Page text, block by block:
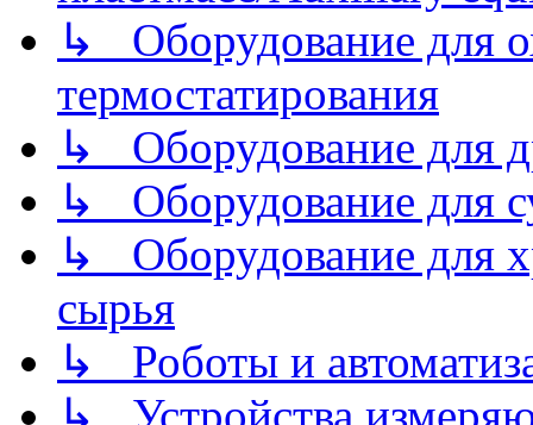
↳ Оборудование для
термостатирования
↳ Оборудование для
↳ Оборудование для
↳ Оборудование для
сырья
↳ Роботы и
↳ Устройства